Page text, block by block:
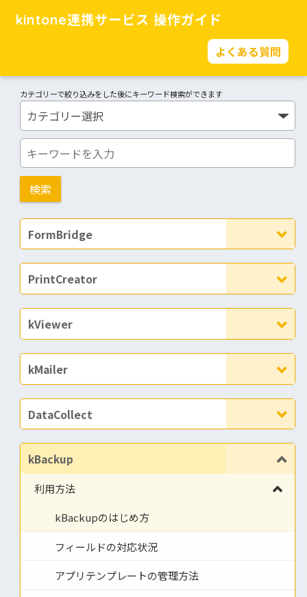
kintone連携サービス 操作ガイド
よくある質問
カテゴリーで絞り込みをした後にキーワード検索ができます
FormBridge
PrintCreator
kViewer
kMailer
DataCollect
kBackup
利用方法
kBackupのはじめ方
フィールドの対応状況
アプリテンプレートの管理方法